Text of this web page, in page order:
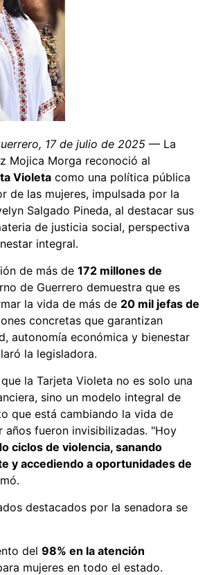
17 de julio de 2025 — La
Mojica Morga reconoció al
Violeta como una política pública
de las mujeres, impulsada por la
Salgado Pineda, al destacar sus
de justicia social, perspectiva
integral.
de más de 172 millones de
de Guerrero demuestra que es
la vida de más de 20 mil jefas de
concretas que garantizan
autonomía económica y bienestar
la legisladora.
la Tarjeta Violeta no es solo una
sino un modelo integral de
que está cambiando la vida de
años fueron invisibilizadas. "Hoy
ciclos de violencia, sanando
y accediendo a oportunidades de
destacados por la senadora se
del 98% en la atención
mujeres en todo el estado.